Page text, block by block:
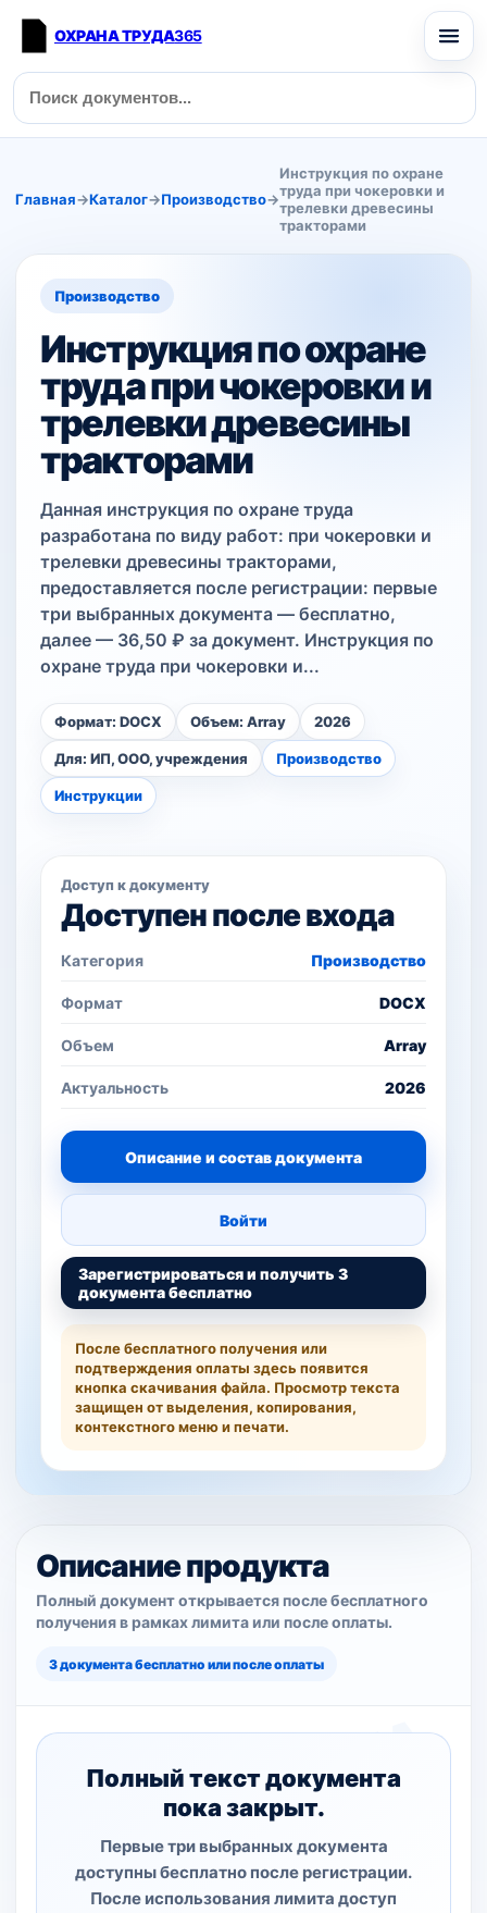
ОХРАНА ТРУДА365
Главная→Каталог→Производство→
Инструкция по охране
труда при чокеровки и
трелевки древесины
тракторами
Производство
Инструкция по охране
труда при чокеровки и
трелевки древесины
тракторами
Данная инструкция по охране труда
разработана по виду работ: при чокеровки и
трелевки древесины тракторами,
предоставляется после регистрации: первые
три выбранных документа — бесплатно,
далее — 36,50 ₽ за документ. Инструкция по
охране труда при чокеровки и...
Формат: DOCX Объем: Array 2026
Для: ИП, ООО, учреждения Производство
Инструкции
Доступ к документу
Доступен после входа
Категория Производство
Формат DOCX
Объем Array
Актуальность 2026
Описание и состав документа
Войти
Зарегистрироваться и получить 3
документа бесплатно
После бесплатного получения или
подтверждения оплаты здесь появится
кнопка скачивания файла. Просмотр текста
защищен от выделения, копирования,
контекстного меню и печати.
Описание продукта
Полный документ открывается после бесплатного
получения в рамках лимита или после оплаты.
3 документа бесплатно или после оплаты
Полный текст документа
пока закрыт.
Первые три выбранных документа
доступны бесплатно после регистрации.
После использования лимита доступ